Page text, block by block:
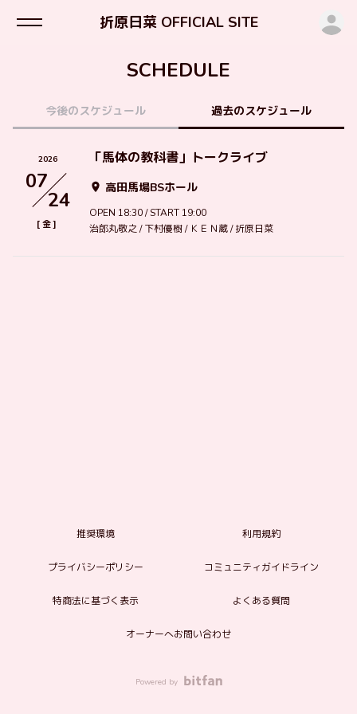
折原日菜 OFFICIAL SITE
SCHEDULE
今後のスケジュール 過去のスケジュール
2026
07
24
[ 金]
「馬体の教科書」トークライブ
高田馬場BSホール
OPEN 18:30 / START 19:00
治郎丸敬之 / 下村優樹 / ＫＥＮ蔵 / 折原日菜
推奨環境 利用規約
プライバシーポリシー コミュニティガイドライン
特商法に基づく表示 よくある質問
オーナーへお問い合わせ
Powered by